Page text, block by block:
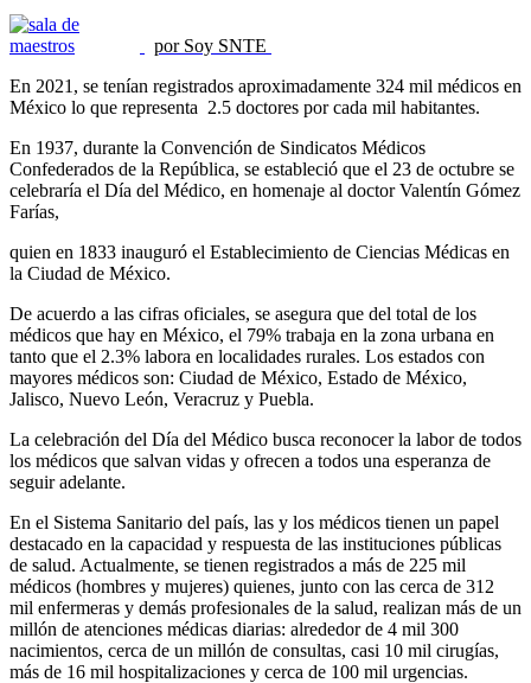
por Soy SNTE
En 2021, se tenían registrados aproximadamente 324 mil médicos en
México lo que representa 2.5 doctores por cada mil habitantes.
En 1937, durante la Convención de Sindicatos Médicos
Confederados de la República, se estableció que el 23 de octubre se
celebraría el Día del Médico, en homenaje al doctor Valentín Gómez
Farías,
quien en 1833 inauguró el Establecimiento de Ciencias Médicas en
la Ciudad de México.
De acuerdo a las cifras oficiales, se asegura que del total de los
médicos que hay en México, el 79% trabaja en la zona urbana en
tanto que el 2.3% labora en localidades rurales. Los estados con
mayores médicos son: Ciudad de México, Estado de México,
Jalisco, Nuevo León, Veracruz y Puebla.
La celebración del Día del Médico busca reconocer la labor de todos
los médicos que salvan vidas y ofrecen a todos una esperanza de
seguir adelante.
En el Sistema Sanitario del país, las y los médicos tienen un papel
destacado en la capacidad y respuesta de las instituciones públicas
de salud. Actualmente, se tienen registrados a más de 225 mil
médicos (hombres y mujeres) quienes, junto con las cerca de 312
mil enfermeras y demás profesionales de la salud, realizan más de un
millón de atenciones médicas diarias: alrededor de 4 mil 300
nacimientos, cerca de un millón de consultas, casi 10 mil cirugías,
más de 16 mil hospitalizaciones y cerca de 100 mil urgencias.